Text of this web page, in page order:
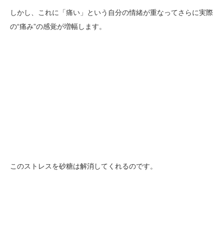
しかし、これに「痛い」という自分の情緒が重なってさらに実際
の“痛み”の感覚が増幅します。
このストレスを砂糖は解消してくれるのです。